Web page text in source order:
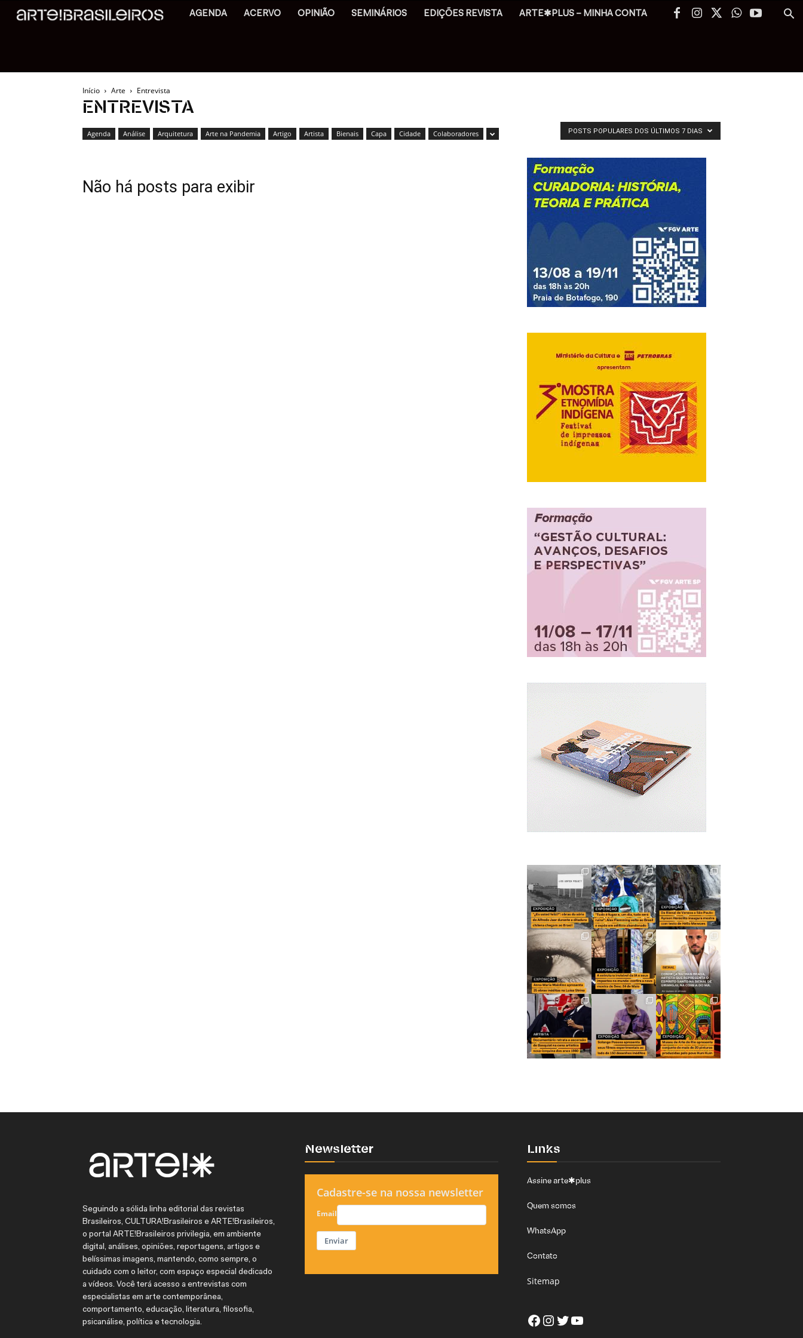
AGENDA ACERVO OPINIÃO SEMINÁRIOS EDIÇÕES REVISTA ARTE✱PLUS – MINHA CONTA
Início Arte Entrevista
ENTREVISTA
Agenda Análise Arquitetura Arte na Pandemia Artigo Artista Bienais Capa Cidade Colaboradores POSTS POPULARES DOS ÚLTIMOS 7 DIAS
Não há posts para exibir
Seguindo a sólida linha editorial das revistas
Brasileiros, CULTURA!Brasileiros e ARTE!Brasileiros,
o portal ARTE!Brasileiros privilegia, em ambiente
digital, análises, opiniões, reportagens, artigos e
belíssimas imagens, mantendo, como sempre, o
cuidado com o leitor, com espaço especial dedicado
a vídeos. Você terá acesso a entrevistas com
especialistas em arte contemporânea,
comportamento, educação, literatura, filosofia,
psicanálise, política e tecnologia.
Newsletter
Cadastre-se na nossa newsletter
Email
Enviar
Links
Assine arte✱plus
Quem somos
WhatsApp
Contato
Sitemap
Facebook
Instagram
Twitter
Youtube